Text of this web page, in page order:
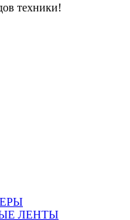
техники!
ЛЕНТЫ